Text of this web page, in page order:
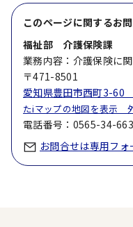
このページに関するお
福祉部 介護保険課
業務内容：介護保険に
〒471-8501
愛知県豊田市西町3-60
たiマップの地図を表示
電話番号：0565-34-
お問合せは専用フォ